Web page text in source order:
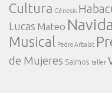
Cultura Génesis
Lucas Mateo
Musical
Pedro Arbalat
de Mujeres Salmos taller